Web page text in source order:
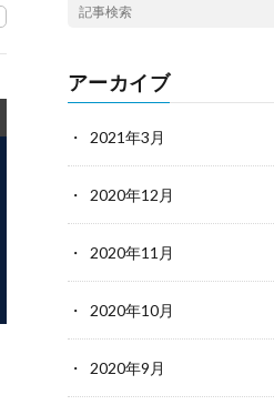
アーカイブ
2021年3月
2020年12月
2020年11月
2020年10月
2020年9月